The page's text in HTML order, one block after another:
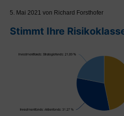
5. Mai 2021 von Richard Forsthofer
Stimmt Ihre
Zugriff auf
Seiten für Sie
Blogs
untersagt. Bitte
Sie sich VOR
des MaDrei-
Ihren
Status.